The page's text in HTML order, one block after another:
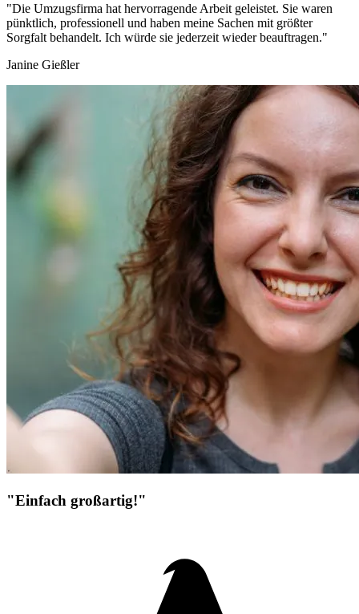
"Die Umzugsfirma hat hervorragende Arbeit geleistet. Sie waren
pünktlich, professionell und haben meine Sachen mit größter
Sorgfalt behandelt. Ich würde sie jederzeit wieder beauftragen."
Janine Gießler
"Einfach großartig!"